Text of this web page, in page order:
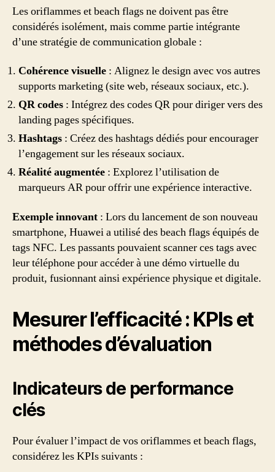
Les oriflammes et beach flags ne doivent pas être
considérés isolément, mais comme partie intégrante
d’une stratégie de communication globale :
Cohérence visuelle : Alignez le design avec vos autres
supports marketing (site web, réseaux sociaux, etc.).
QR codes : Intégrez des codes QR pour diriger vers des
landing pages spécifiques.
Hashtags : Créez des hashtags dédiés pour encourager
l’engagement sur les réseaux sociaux.
Réalité augmentée : Explorez l’utilisation de
marqueurs AR pour offrir une expérience interactive.
Exemple innovant : Lors du lancement de son nouveau
smartphone, Huawei a utilisé des beach flags équipés de
tags NFC. Les passants pouvaient scanner ces tags avec
leur téléphone pour accéder à une démo virtuelle du
produit, fusionnant ainsi expérience physique et digitale.
Mesurer l’efficacité : KPIs et
méthodes d’évaluation
Indicateurs de performance
clés
Pour évaluer l’impact de vos oriflammes et beach flags,
considérez les KPIs suivants :